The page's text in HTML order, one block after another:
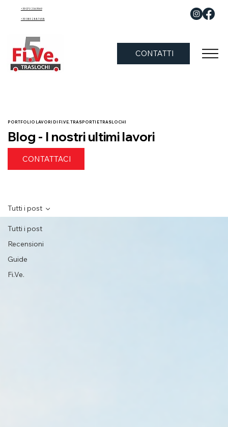
CONTATTI
+39 070 2063969
+39 389 288 7658
PORTFOLIO LAVORI DI FI.VE. TRASPORTI E TRASLOCHI
Blog - I nostri ultimi lavori
CONTATTACI
Tutti i post
Recensioni
Guide
Fi.Ve.
Tutti i post